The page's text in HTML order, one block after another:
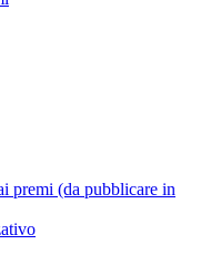
premi (da pubblicare in